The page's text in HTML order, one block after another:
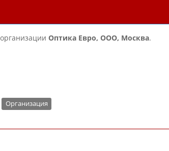
Оптика Евро, ООО, Москва.
Организация